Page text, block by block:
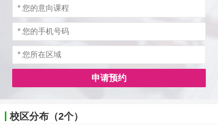
申请预约
校区分布（2个）